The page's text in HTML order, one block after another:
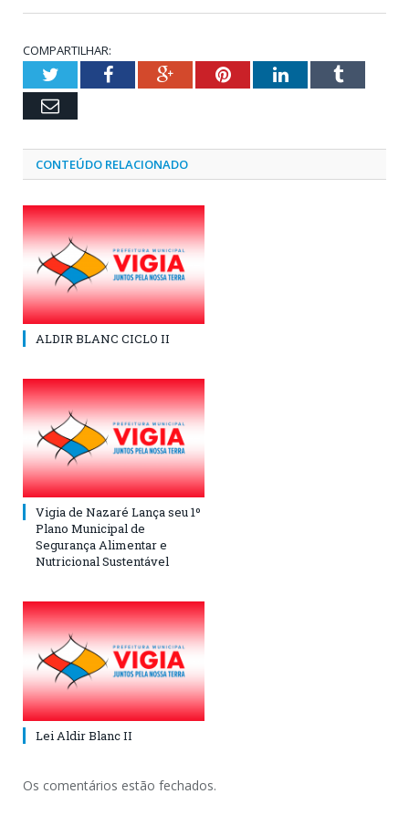
COMPARTILHAR:
TwitterFacebookGoogle+PinterestLinkedInTumblr
Email
CONTEÚDO RELACIONADO
ALDIR BLANC CICLO II
Vigia de Nazaré Lança seu 1º
Plano Municipal de
Segurança Alimentar e
Nutricional Sustentável
Lei Aldir Blanc II
Os comentários estão fechados.